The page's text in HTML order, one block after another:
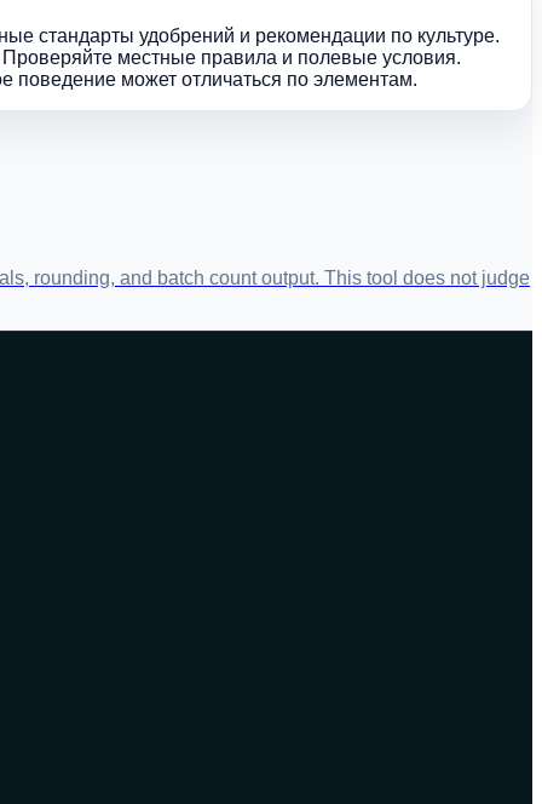
стандарты удобрений и рекомендации по культуре.
местные правила и полевые условия.
поведение может отличаться по элементам.
rounding, and batch count output. This tool does not judge